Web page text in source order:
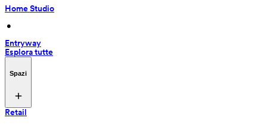
Home Studio
•
Entryway
Esplora tutte
Spazi
Retail